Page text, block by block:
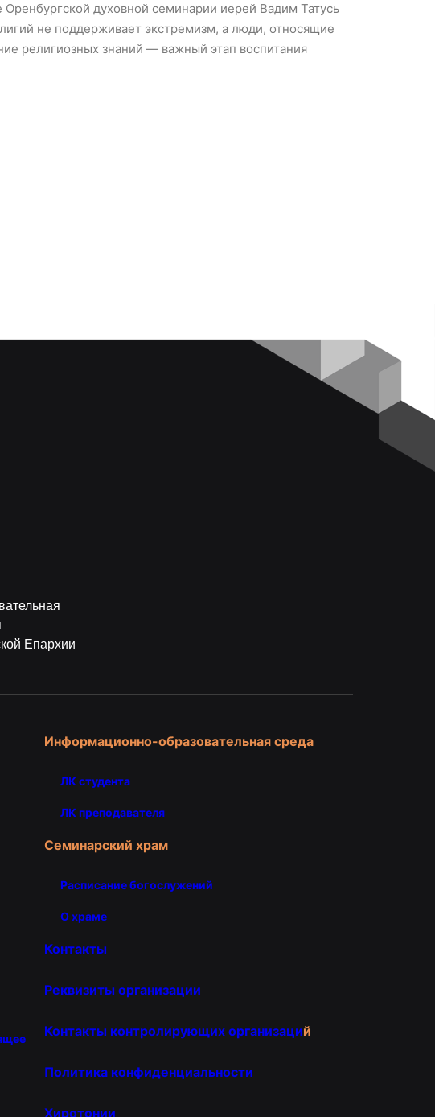
духовной семинарии иерей Вадим Татусь
не поддерживает экстремизм, а люди, относящие
религиозных знаний — важный этап воспитания
Епархии
Информационно-образовательная среда
ЛК студента
ЛК преподавателя
Семинарский храм
Расписание богослужений
О храме
Контакты
Реквизиты организации
Контакты контролирующих организаций
Политика конфиденциальности
Хиротонии